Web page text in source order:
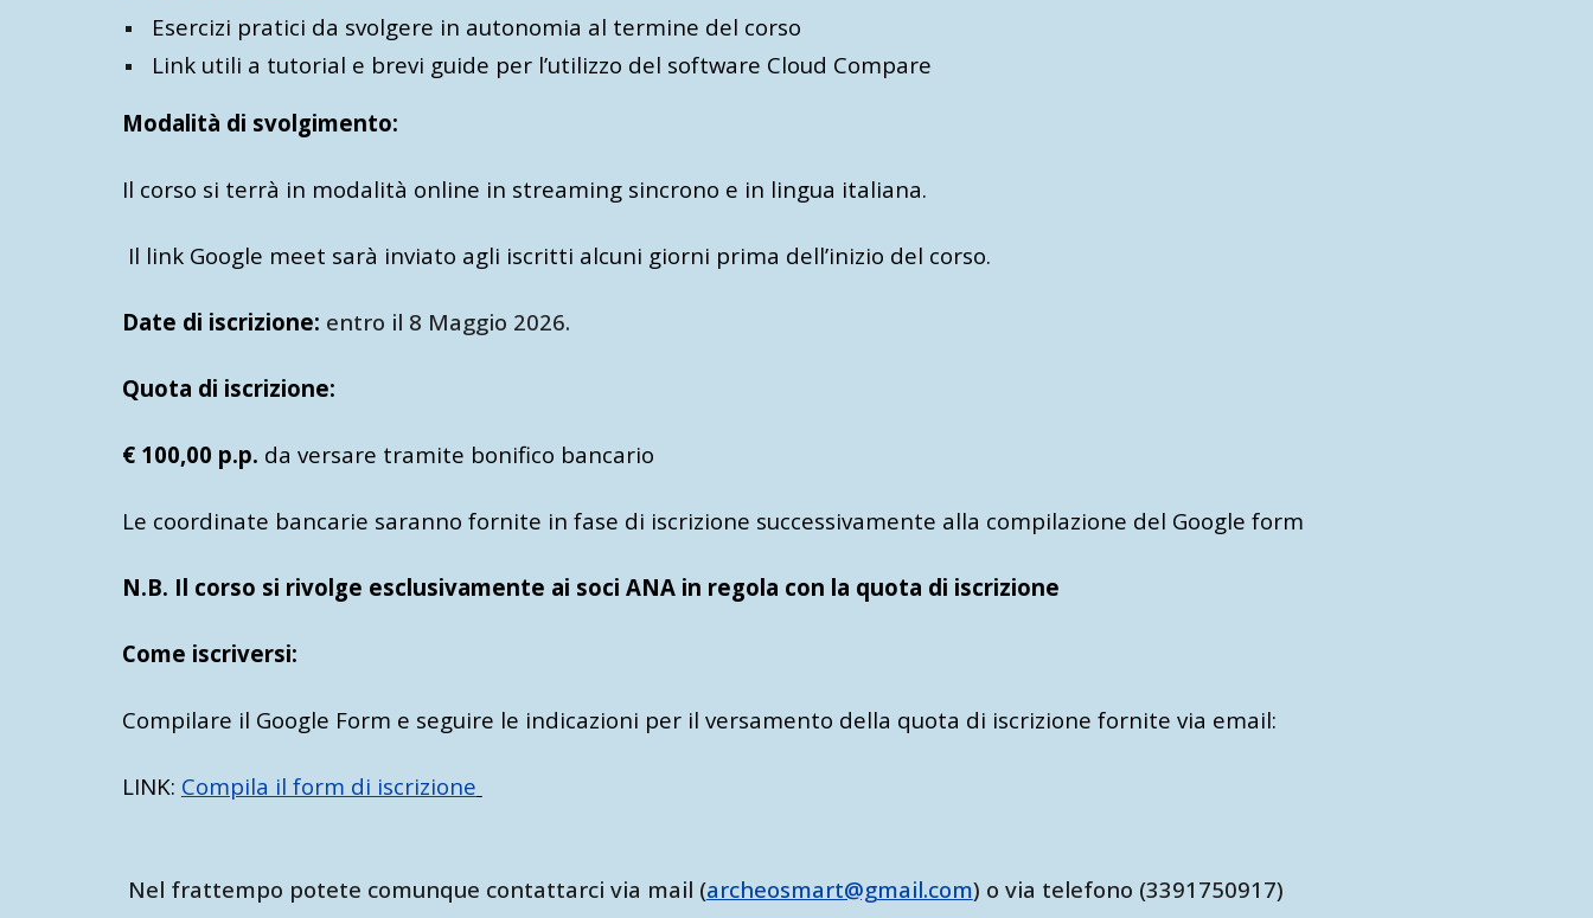
Esercizi pratici da svolgere in autonomia al termine del corso
Link utili a tutorial e brevi guide per l’utilizzo del software Cloud Compare
Modalità di svolgimento:
Il corso si terrà in modalità online in streaming sincrono e in lingua italiana.
Il link Google meet sarà inviato agli iscritti alcuni giorni prima dell’inizio del corso.
Date di iscrizione: entro il 8 Maggio 2026.
Quota di iscrizione:
€ 100,00 p.p. da versare tramite bonifico bancario
Le coordinate bancarie saranno fornite in fase di iscrizione successivamente alla compilazione del Google form
N.B. Il corso si rivolge esclusivamente ai soci ANA in regola con la quota di iscrizione
Come iscriversi:
Compilare il Google Form e seguire le indicazioni per il versamento della quota di iscrizione fornite via email:
LINK: Compila il form di iscrizione
Nel frattempo potete comunque contattarci via mail (archeosmart@gmail.com) o via telefono (3391750917)